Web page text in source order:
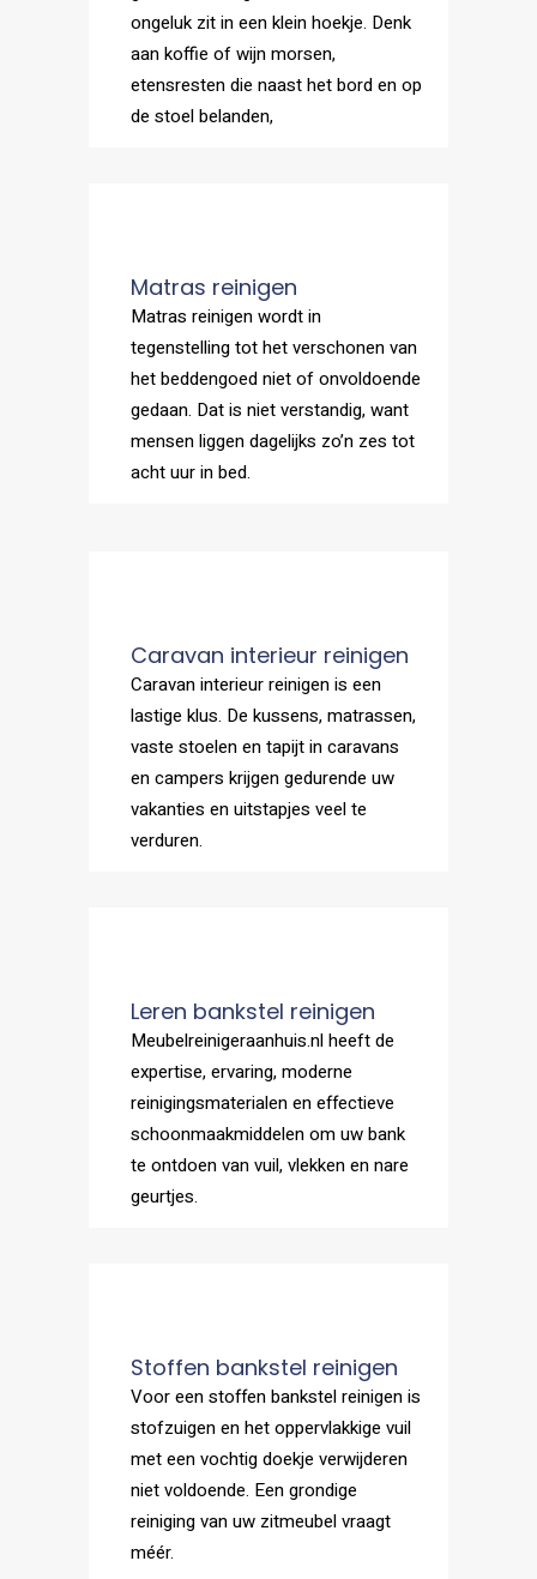
ongeluk zit in een klein hoekje. Denk
aan koffie of wijn morsen,
etensresten die naast het bord en op
de stoel belanden,
Matras reinigen
Matras reinigen wordt in
tegenstelling tot het verschonen van
het beddengoed niet of onvoldoende
gedaan. Dat is niet verstandig, want
mensen liggen dagelijks zo’n zes tot
acht uur in bed.
Caravan interieur reinigen
Caravan interieur reinigen is een
lastige klus. De kussens, matrassen,
vaste stoelen en tapijt in caravans
en campers krijgen gedurende uw
vakanties en uitstapjes veel te
verduren.
Leren bankstel reinigen
Meubelreinigeraanhuis.nl heeft de
expertise, ervaring, moderne
reinigingsmaterialen en effectieve
schoonmaakmiddelen om uw bank
te ontdoen van vuil, vlekken en nare
geurtjes.
Stoffen bankstel reinigen
Voor een stoffen bankstel reinigen is
stofzuigen en het oppervlakkige vuil
met een vochtig doekje verwijderen
niet voldoende. Een grondige
reiniging van uw zitmeubel vraagt
méér.